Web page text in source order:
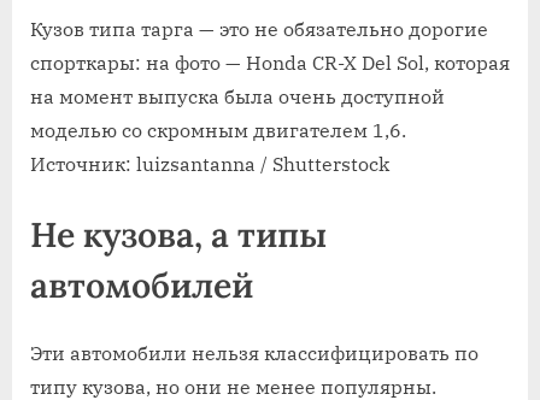
Кузов типа тарга — это не обязательно дорогие
спорткары: на фото — Honda CR⁠-⁠X Del Sol, которая
на момент выпуска была очень доступной
моделью со скромным двигателем 1,6.
Источник: luizsantanna / Shutterstock
Не кузова, а типы
автомобилей
Эти автомобили нельзя классифицировать по
типу кузова, но они не менее популярны.